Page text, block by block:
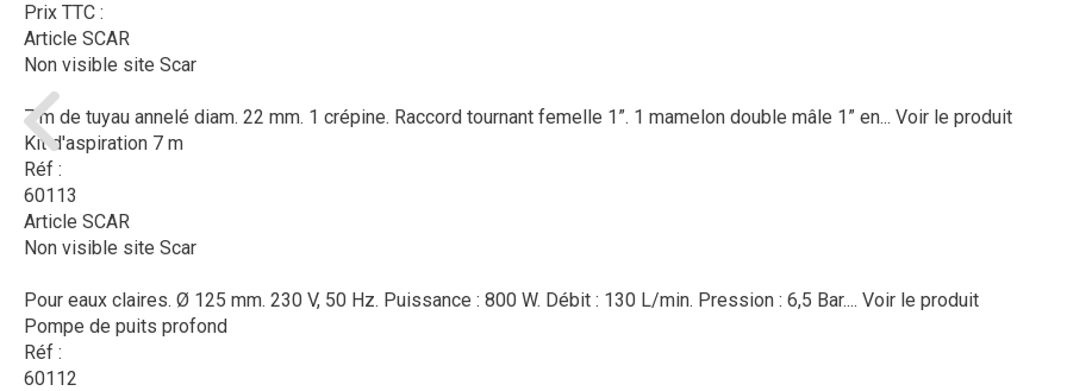
Prix TTC :
Article SCAR
Non visible site Scar
7 m de tuyau annelé diam. 22 mm. 1 crépine. Raccord tournant femelle 1”. 1 mamelon double mâle 1” en... Voir le produit
Kit d'aspiration 7 m
Réf :
60113
Article SCAR
Non visible site Scar
Pour eaux claires. Ø 125 mm. 230 V, 50 Hz. Puissance : 800 W. Débit : 130 L/min. Pression : 6,5 Bar.... Voir le produit
Pompe de puits profond
Réf :
60112